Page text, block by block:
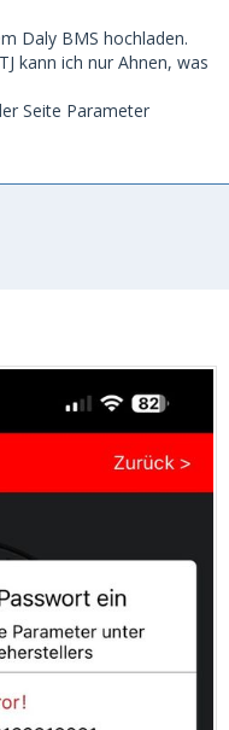
Daly BMS hochladen.
kann ich nur Ahnen, was
Seite Parameter